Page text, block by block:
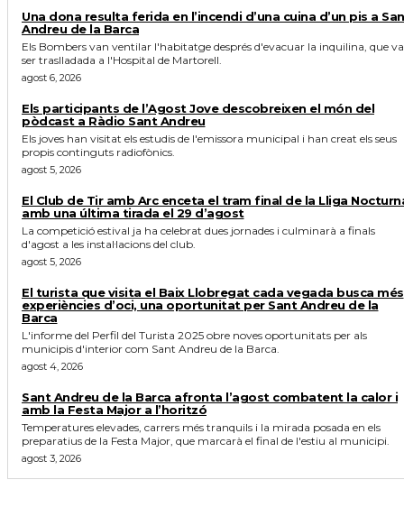
Una dona resulta ferida en l’incendi d’una cuina d’un pis a
Andreu de la Barca
Els Bombers van ventilar l'habitatge després d'evacuar la inquilina, que va
ser traslladada a l'Hospital de Martorell.
agost 6, 2026
Els participants de l’Agost Jove descobreixen el món del
pòdcast a Ràdio Sant Andreu
Els joves han visitat els estudis de l'emissora municipal i han creat els seus
propis continguts radiofònics.
agost 5, 2026
El Club de Tir amb Arc enceta el tram final de la Lliga
amb una última tirada el 29 d’agost
La competició estival ja ha celebrat dues jornades i culminarà a finals
d'agost a les instal·lacions del club.
agost 5, 2026
El turista que visita el Baix Llobregat cada vegada busca més
experiències d’oci, una oportunitat per Sant Andreu de la
Barca
L'informe del Perfil del Turista 2025 obre noves oportunitats per als
municipis d'interior com Sant Andreu de la Barca.
agost 4, 2026
Sant Andreu de la Barca afronta l’agost combatent la calor i
amb la Festa Major a l’horitzó
Temperatures elevades, carrers més tranquils i la mirada posada en els
preparatius de la Festa Major, que marcarà el final de l'estiu al municipi.
agost 3, 2026